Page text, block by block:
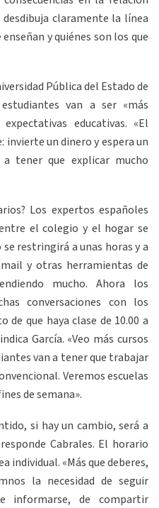
claramente la línea
y quiénes son los que
Pública del Estado de
van a ser «más
educativas. «El
un dinero y espera un
tener que explicar mucho
Los expertos españoles
el colegio y el hogar se
restringirá a unas horas y a
y otras herramientas de
mucho. Ahora los
conversaciones con los
de que haya clase de 10.00 a
García. «Veo más cursos
van a tener que trabajar
Veremos escuelas
de semana».
si hay un cambio, será a
Cabrales. El horario
individual. «Más que deberes,
la necesidad de seguir
informarse, de compartir